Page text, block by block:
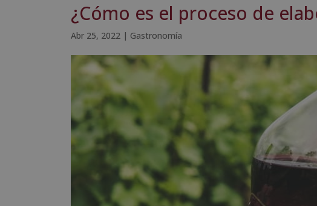
¿Cómo es el proceso de
Abr 25, 2022 | Gastronomía